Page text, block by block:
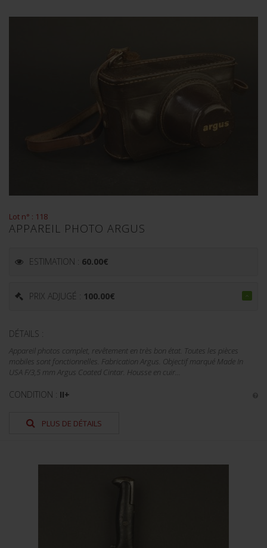
Lot n° : 118
APPAREIL PHOTO ARGUS
ESTIMATION : 60.00€
PRIX ADJUGÉ : 100.00€
DÉTAILS :
Appareil photos complet, revêtement en très bon état. Toutes les pièces
mobiles sont fonctionnelles. Fabrication Argus. Objectif marqué Made In
USA F/3,5 mm Argus Coated Cintar. Housse en cuir...
CONDITION : II+
PLUS DE DÉTAILS